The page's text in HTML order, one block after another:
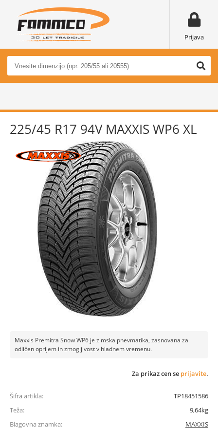
Prijava
225/45 R17 94V MAXXIS WP6 XL
Maxxis Premitra Snow WP6 je zimska pnevmatika, zasnovana za
odličen oprijem in zmogljivost v hladnem vremenu.
Za prikaz cen se prijavite.
Šifra artikla:
TP18451586
Teža:
9,64kg
Blagovna znamka:
MAXXIS